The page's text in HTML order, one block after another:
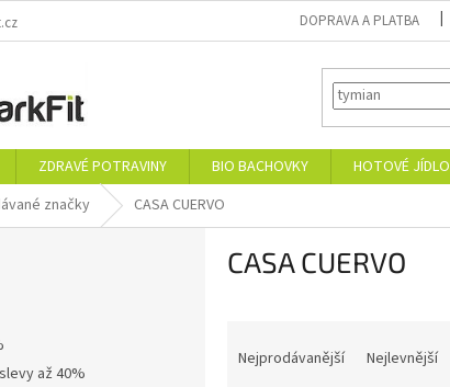
DOPRAVA A PLATBA
ZDRAVÉ POTRAVINY BIO BACHOVKY HOTOVÉ JÍDLO
značky CASA CUERVO
až 40%
CASA CUERVO
Nejprodávanější Nejlevnější